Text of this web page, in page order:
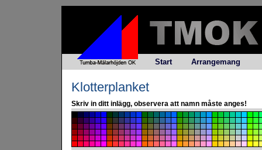
Start Arrangemang
Klotterplanket
Skriv in ditt inlägg, observera att namn måste anges!